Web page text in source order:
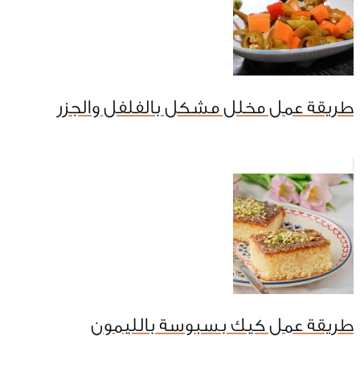
طريقة عمل مخلل مشكل بالفلفل والجزر
طريقة عمل كيك بسبوسة بالليمون